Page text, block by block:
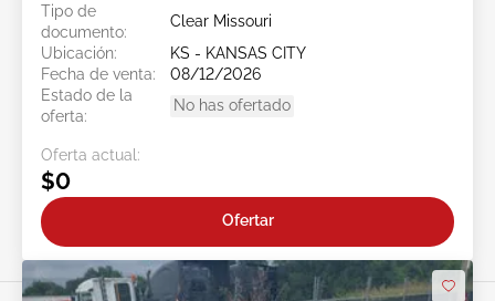
Tipo de
documento:
Clear Missouri
Ubicación:
KS - KANSAS CITY
Fecha de venta:
08/12/2026
Estado de la
oferta:
No has ofertado
Oferta actual:
$0
Ofertar